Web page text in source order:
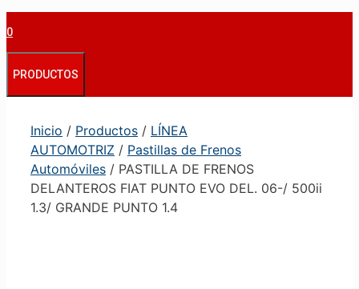
0
PRODUCTOS
Inicio / Productos / LÍNEA
AUTOMOTRIZ / Pastillas de Frenos
Automóviles / PASTILLA DE FRENOS
DELANTEROS FIAT PUNTO EVO DEL. 06-/ 500ii
1.3/ GRANDE PUNTO 1.4